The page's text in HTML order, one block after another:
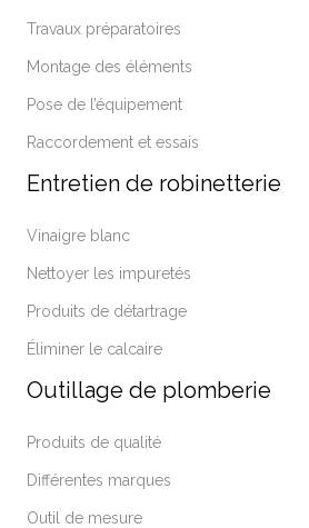
Travaux préparatoires
Montage des éléments
Pose de l’équipement
Raccordement et essais
Entretien de robinetterie
Vinaigre blanc
Nettoyer les impuretés
Produits de détartrage
Éliminer le calcaire
Outillage de plomberie
Produits de qualité
Différentes marques
Outil de mesure